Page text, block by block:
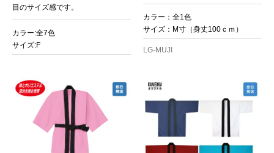
目のサイズ感です。
カラー:全7色
サイズ:F
カラー：全1色
サイズ：M寸（身丈100ｃｍ）
LG-MUJI